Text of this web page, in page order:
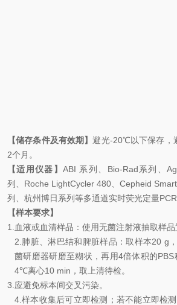
【储存条件及有效期】避光-20℃以下保存，
2个月。
【适用仪器】ABI 系列、 Bio-Rad系列、
列、 Roche LightCycler 480 Cepheid
列、杭州博日系列等多通道实时荧光定量PCR
【样本要求】
1. 血液或血清样品：使用无菌注射液抽取样品
2. 肺脏、淋巴结和脾脏样品：取样本20 g
菌研磨器研磨至糊状，再用4倍体积的PBS
4℃离心10 min ，取上清待检。
3. 应避免标本间交叉污染。
4. 样本收集后可立即检测；若不能立即检